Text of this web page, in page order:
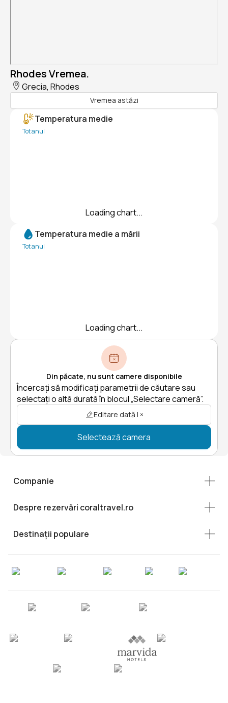
Rhodes Vremea.
Grecia, Rhodes
Vremea astăzi
Temperatura medie
Tot anul
Loading chart...
Temperatura medie a mării
Tot anul
Loading chart...
Din păcate, nu sunt camere disponibile
Încercați să modificați parametrii de căutare sau
selectați o altă durată în blocul „Selectare cameră”.
Editare dată | ×
Selectează camera
Companie
Despre rezervări coraltravel.ro
Destinații populare